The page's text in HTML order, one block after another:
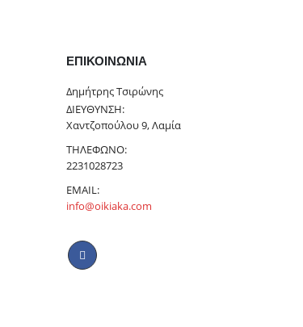
ΕΠΙΚΟΙΝΩΝΊΑ
Δημήτρης Τσιρώνης
ΔΙΕΎΘΥΝΣΗ:
Χαντζοπούλου 9, Λαμία
ΤΗΛΈΦΩΝΟ:
2231028723
EMAIL:
info@oikiaka.com